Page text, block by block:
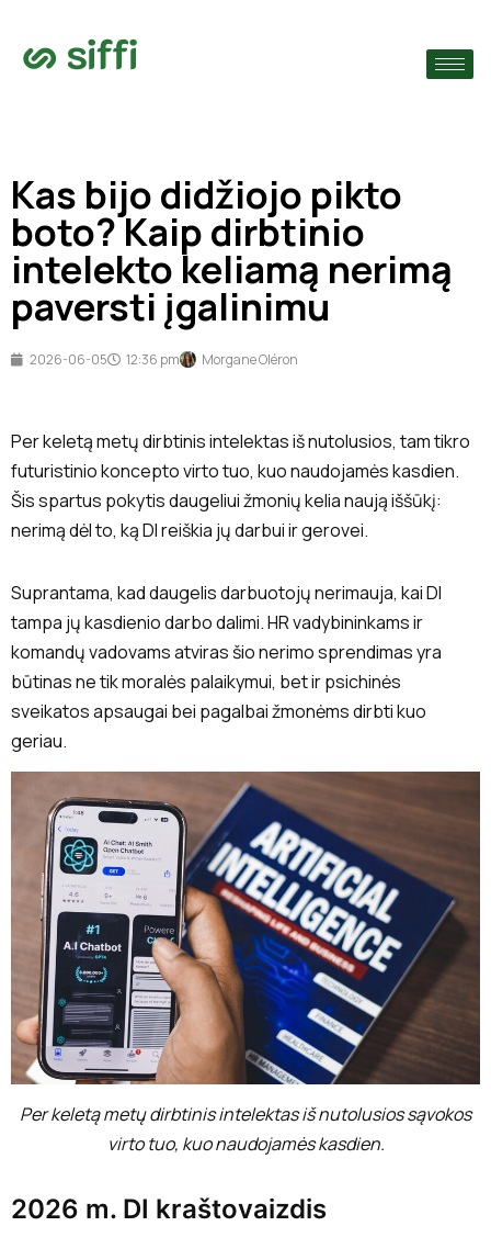
›
Kas bijo didžiojo pikto
boto? Kaip dirbtinio
intelekto keliamą nerimą
paversti įgalinimu
2026-06-05 12:36 pm Morgane Oléron
Per keletą metų dirbtinis intelektas iš nutolusios, tam tikro
futuristinio koncepto virto tuo, kuo naudojamės kasdien.
Šis spartus pokytis daugeliui žmonių kelia naują iššūkį:
nerimą dėl to, ką DI reiškia jų darbui ir gerovei.
Suprantama, kad daugelis darbuotojų nerimauja, kai DI
tampa jų kasdienio darbo dalimi. HR vadybininkams ir
komandų vadovams atviras šio nerimo sprendimas yra
būtinas ne tik moralės palaikymui, bet ir psichinės
sveikatos apsaugai bei pagalbai žmonėms dirbti kuo
geriau.
Per keletą metų dirbtinis intelektas iš nutolusios sąvokos
virto tuo, kuo naudojamės kasdien.
2026 m. DI kraštovaizdis